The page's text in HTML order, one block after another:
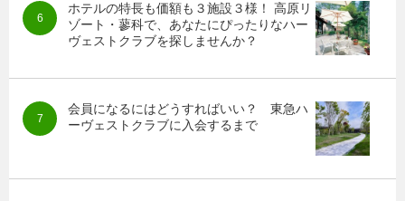
ホテルの特長も価額も３施設３様！ 高原リ
ゾート・蓼科で、あなたにぴったりなハー
ヴェストクラブを探しませんか？
会員になるにはどうすればいい？ 東急ハ
ーヴェストクラブに入会するまで